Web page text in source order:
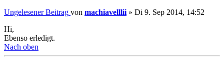
Ungelesener Beitrag von machiavelllii » Di 9. Sep 2014, 14:52
Hi,
Ebenso erledigt.
Nach oben